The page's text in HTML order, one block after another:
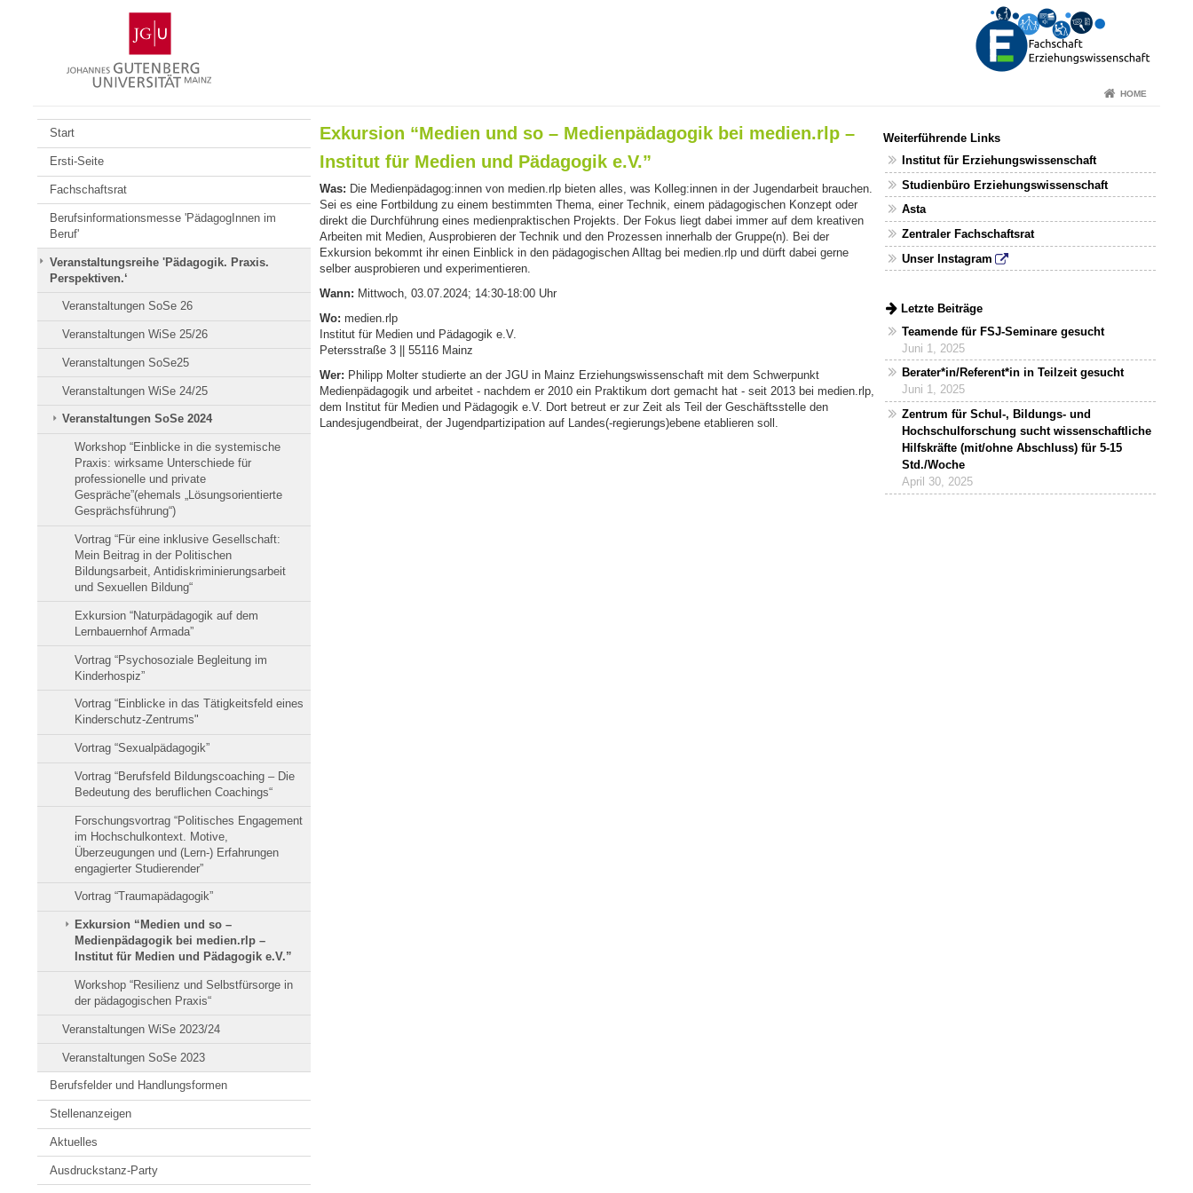
Gutenberg-
Universität
Mainz
HOME
Start
Ersti-Seite
Fachschaftsrat
Berufsinformationsmesse 'PädagogInnen im
Beruf'
Veranstaltungsreihe 'Pädagogik. Praxis.
Perspektiven.‘
Veranstaltungen SoSe 26
Veranstaltungen WiSe 25/26
Veranstaltungen SoSe25
Veranstaltungen WiSe 24/25
Veranstaltungen SoSe 2024
Workshop “Einblicke in die systemische
Praxis: wirksame Unterschiede für
professionelle und private
Gespräche”(ehemals „Lösungsorientierte
Gesprächsführung“)
Vortrag “Für eine inklusive Gesellschaft:
Mein Beitrag in der Politischen
Bildungsarbeit, Antidiskriminierungsarbeit
und Sexuellen Bildung“
Exkursion “Naturpädagogik auf dem
Lernbauernhof Armada”
Vortrag “Psychosoziale Begleitung im
Kinderhospiz”
Vortrag “Einblicke in das Tätigkeitsfeld eines
Kinderschutz-Zentrums"
Vortrag “Sexualpädagogik”
Vortrag “Berufsfeld Bildungscoaching – Die
Bedeutung des beruflichen Coachings“
Forschungsvortrag “Politisches Engagement
im Hochschulkontext. Motive,
Überzeugungen und (Lern-) Erfahrungen
engagierter Studierender”
Vortrag “Traumapädagogik”
Exkursion “Medien und so –
Medienpädagogik bei medien.rlp –
Institut für Medien und Pädagogik e.V.”
Workshop “Resilienz und Selbstfürsorge in
der pädagogischen Praxis“
Veranstaltungen WiSe 2023/24
Veranstaltungen SoSe 2023
Berufsfelder und Handlungsformen
Stellenanzeigen
Aktuelles
Ausdruckstanz-Party
Exkursion “Medien und so – Medienpädagogik bei medien.rlp –
Institut für Medien und Pädagogik e.V.”
Was: Die Medienpädagog:innen von medien.rlp bieten alles, was Kolleg:innen in der Jugendarbeit brauchen.
Sei es eine Fortbildung zu einem bestimmten Thema, einer Technik, einem pädagogischen Konzept oder
direkt die Durchführung eines medienpraktischen Projekts. Der Fokus liegt dabei immer auf dem kreativen
Arbeiten mit Medien, Ausprobieren der Technik und den Prozessen innerhalb der Gruppe(n). Bei der
Exkursion bekommt ihr einen Einblick in den pädagogischen Alltag bei medien.rlp und dürft dabei gerne
selber ausprobieren und experimentieren.
Wann: Mittwoch, 03.07.2024; 14:30-18:00 Uhr
Wo: medien.rlp
Institut für Medien und Pädagogik e.V.
Petersstraße 3 || 55116 Mainz
Wer: Philipp Molter studierte an der JGU in Mainz Erziehungswissenschaft mit dem Schwerpunkt
Medienpädagogik und arbeitet - nachdem er 2010 ein Praktikum dort gemacht hat - seit 2013 bei medien.rlp,
dem Institut für Medien und Pädagogik e.V. Dort betreut er zur Zeit als Teil der Geschäftsstelle den
Landesjugendbeirat, der Jugendpartizipation auf Landes(-regierungs)ebene etablieren soll.
Weiterführende Links
Institut für Erziehungswissenschaft
Studienbüro Erziehungswissenschaft
Asta
Zentraler Fachschaftsrat
Unser Instagram
Letzte Beiträge
Teamende für FSJ-Seminare gesucht
Juni 1, 2025
Berater*in/Referent*in in Teilzeit gesucht
Juni 1, 2025
Zentrum für Schul-, Bildungs- und
Hochschulforschung sucht wissenschaftliche
Hilfskräfte (mit/ohne Abschluss) für 5-15
Std./Woche
April 30, 2025